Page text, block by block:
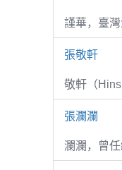
謹華，臺
張敬軒
敬軒（
張瀾瀾
瀾瀾，曾